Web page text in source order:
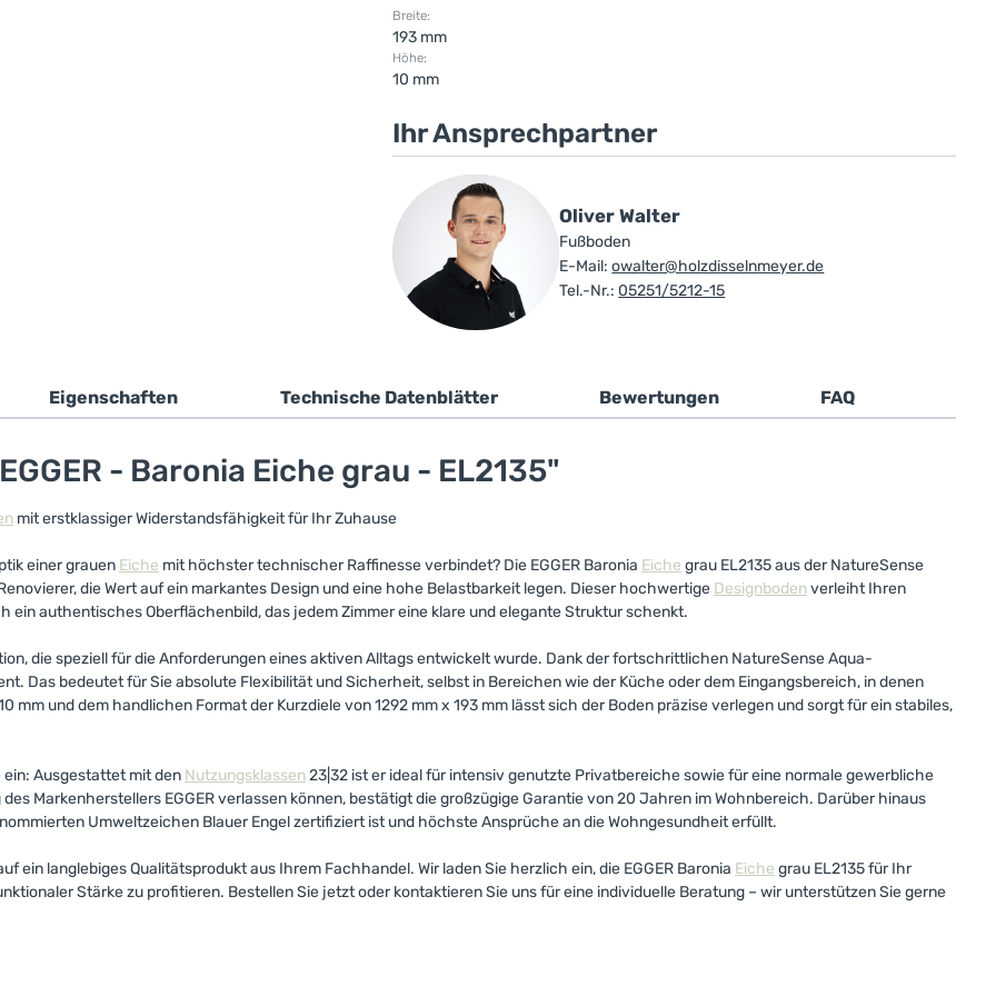
Breite:
193 mm
Höhe:
10 mm
Ihr Ansprechpartner
Oliver Walter
Fußboden
E-Mail: owalter@holzdisselnmeyer.de
Tel.-Nr.: 05251/5212-15
Eigenschaften Technische Datenblätter Bewertungen FAQ
- Baronia Eiche grau - EL2135"
mit erstklassiger Widerstandsfähigkeit für Ihr Zuhause
einer grauen Eiche mit höchster technischer Raffinesse verbindet? Die EGGER Baronia Eiche grau EL2135 aus der NatureSense
die Wert auf ein markantes Design und eine hohe Belastbarkeit legen. Dieser hochwertige Designbodenverleiht Ihren
authentisches Oberflächenbild, das jedem Zimmer eine klare und elegante Struktur schenkt.
die speziell für die Anforderungen eines aktiven Alltags entwickelt wurde. Dank der fortschrittlichen NatureSense Aqua-
Das bedeutet für Sie absolute Flexibilität und Sicherheit, selbst in Bereichen wie der Küche oder dem Eingangsbereich, in denen
mm und dem handlichen Format der Kurzdiele von 1292 mm x 193 mm lässt sich der Boden präzise verlegen und sorgt für ein stabiles,
Ausgestattet mit den Nutzungsklassen23|32 ist er ideal für intensiv genutzte Privatbereiche sowie für eine normale gewerbliche
Markenherstellers EGGER verlassen können, bestätigt die großzügige Garantie von 20 Jahren im Wohnbereich. Darüber hinaus
Umweltzeichen Blauer Engel zertifiziert ist und höchste Ansprüche an die Wohngesundheit erfüllt.
ein langlebiges Qualitätsprodukt aus Ihrem Fachhandel. Wir laden Sie herzlich ein, die EGGER Baronia Eiche grau EL2135 für Ihr
Stärke zu profitieren. Bestellen Sie jetzt oder kontaktieren Sie uns für eine individuelle Beratung – wir unterstützen Sie gerne